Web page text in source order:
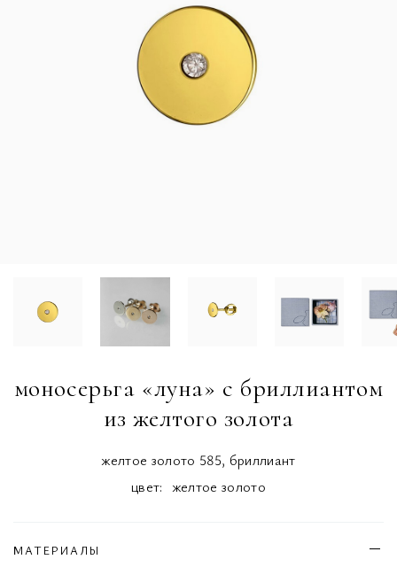
моносерьга «луна» с бриллиантом
из желтого золота
желтое золото 585, бриллиант
цвет: желтое золото
МАТЕРИАЛЫ